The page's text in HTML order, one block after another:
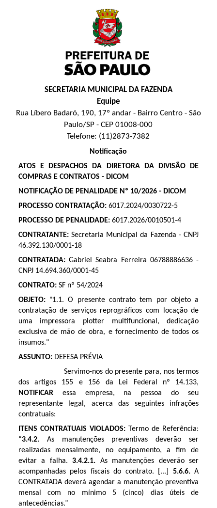
SECRETARIA MUNICIPAL DA FAZENDA
Equipe
Rua Líbero Badaró, 190, 17º andar - Bairro Centro - São
Paulo/SP - CEP 01008-000
Telefone: (11)2873-7382
Notificação
ATOS E DESPACHOS DA DIRETORA DA DIVISÃO DE
COMPRAS E CONTRATOS - DICOM
NOTIFICAÇÃO DE PENALIDADE Nº 10/2026 - DICOM
PROCESSO CONTRATAÇÃO:6017.2024/0030722-5
PROCESSO DE PENALIDADE:6017.2026/0010501-4
CONTRATANTE:Secretaria Municipal da Fazenda - CNPJ
46.392.130/0001-18
CONTRATADA:Gabriel Seabra Ferreira 06788886636 -
CNPJ 14.694.360/0001-45
CONTRATO:SF nº 54/2024
OBJETO:"1.1. O presente contrato tem por objeto a
contratação de serviços reprográficos com locação de
uma impressora plotter multifuncional, dedicação
exclusiva de mão de obra, e fornecimento de todos os
insumos."
ASSUNTO:DEFESA PRÉVIA
Servimo-nos do presente para, nos termos
dos artigos 155 e 156 da Lei Federal nº 14.133,
NOTIFICARessa empresa, na pessoa do seu
representante legal, acerca das seguintes infrações
contratuais:
ITENS CONTRATUAIS VIOLADOS:Termo de Referência:
“3.4.2.As manutenções preventivas deverão ser
realizadas mensalmente, no equipamento, a fim de
evitar a falha.3.4.2.1. As manutenções deverão ser
acompanhadas pelos fiscais do contrato. [...] 5.6.6.A
CONTRATADA deverá agendar a manutenção preventiva
mensal com no mínimo 5 (cinco) dias úteis de
antecedências.”